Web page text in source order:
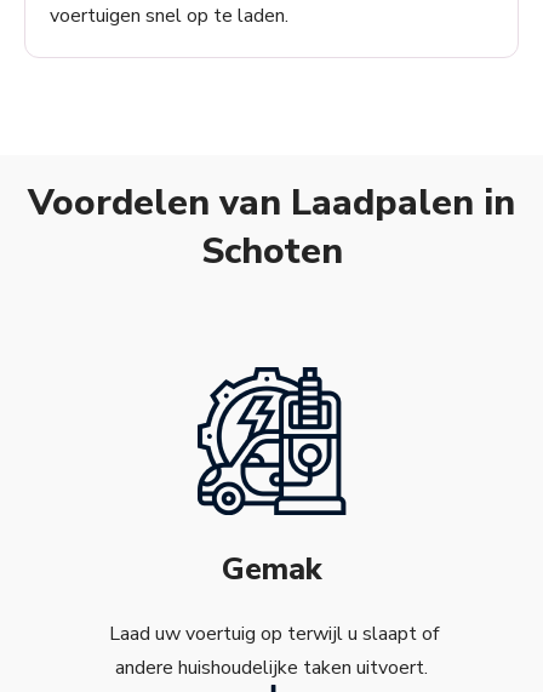
voertuigen snel op te laden.
Voordelen van Laadpalen in
Schoten
Gemak
Laad uw voertuig op terwijl u slaapt of
andere huishoudelijke taken uitvoert.